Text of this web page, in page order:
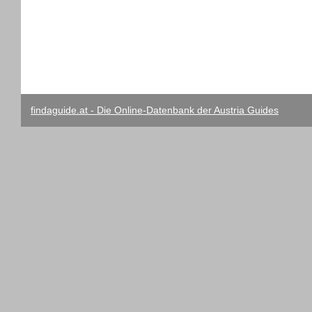
findaguide.at - Die Online-Datenbank der Austria Guides